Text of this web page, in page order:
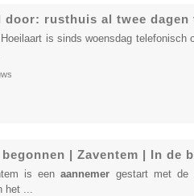
door: rusthuis al twee
is sinds woensdag telefonisch
| Zaventem | In de
is eenaannemer gestart met de
het ...